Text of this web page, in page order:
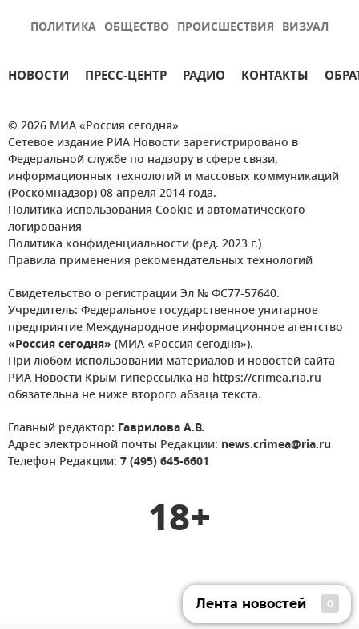
ПОЛИТИКА ОБЩЕСТВО ПРОИСШЕСТВИЯ ВИЗУАЛ
НОВОСТИ ПРЕСС-ЦЕНТР РАДИО КОНТАКТЫ
© 2026 МИА «Россия сегодня»
Сетевое издание РИА Новости зарегистрировано в
Федеральной службе по надзору в сфере связи,
информационных технологий и массовых коммуникаций
(Роскомнадзор) 08 апреля 2014 года.
Политика использования Cookie и автоматического
логирования
Политика конфиденциальности (ред. 2023 г.)
Правила применения рекомендательных технологий
Свидетельство о регистрации Эл № ФС77-57640.
Учредитель: Федеральное государственное унитарное
предприятие Международное информационное агентство
«Россия сегодня» (МИА «Россия сегодня»).
При любом использовании материалов и новостей сайта
РИА Новости Крым гиперссылка на https://crimea.ria.ru
обязательна не ниже второго абзаца текста.
Главный редактор: Гаврилова А.В.
Адрес электронной почты Редакции: news.crimea@ria.ru
Телефон Редакции: 7 (495) 645-6601
18+
Лента новостей 0